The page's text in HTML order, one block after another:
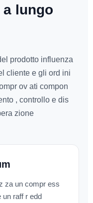
lungo
prodotto influenza
cliente e gli ord ini
ov ati compon
, controllo e dis
zione
za un compr ess
un raff r edd